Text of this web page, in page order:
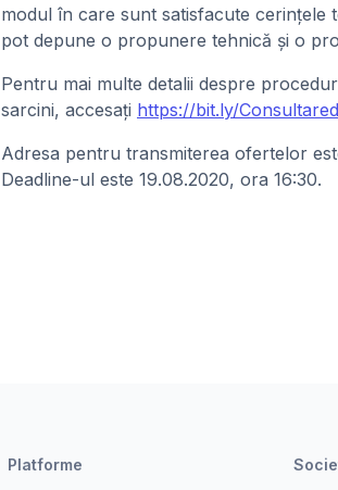
modul în care sunt satisfacute cerințele
pot depune o propunere tehnică și o
Pentru mai multe detalii despre
sarcini, accesați https://bit.ly/
Adresa pentru transmiterea ofertelor
Deadline-ul este 19.08.2020, ora 16:30.
Platforme